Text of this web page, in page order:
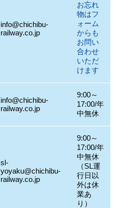
info@chichibu-
railway.co.jp
お忘れ
物はフ
ォーム
からも
お問い
合わせ
いただ
けます
info@chichibu-
railway.co.jp
9:00～
17:00/年
中無休
sl-
yoyaku@chichibu-
railway.co.jp
9:00～
17:00/年
中無休
（SL運
行日以
外は休
業あ
り）